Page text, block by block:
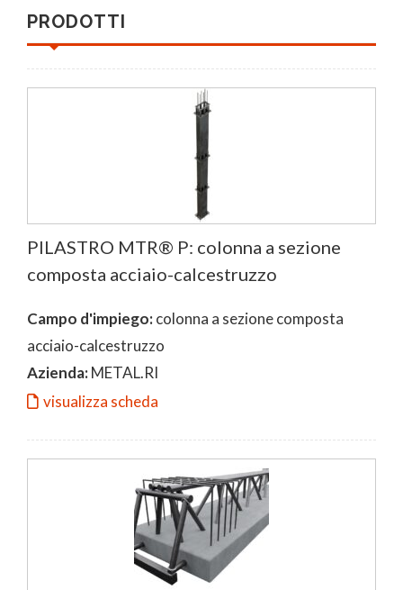
PRODOTTI
PILASTRO MTR® P: colonna a sezione
composta acciaio-calcestruzzo
Campo d'impiego:colonna a sezione composta
acciaio-calcestruzzo
Azienda:METAL.RI
visualizza scheda